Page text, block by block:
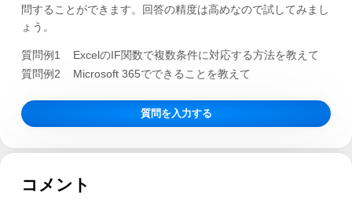
問することができます。回答の精度は高めなので試してみまし
ょう。
質問例1
ExcelのIF関数で複数条件に対応する方法を教えて
質問例2
Microsoft 365でできることを教えて
質問を入力する
コメント